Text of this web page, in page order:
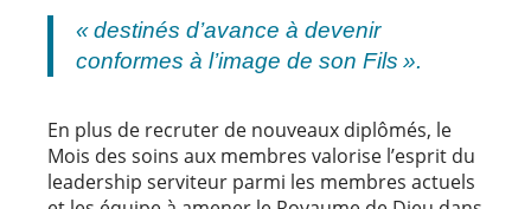
« destinés d’avance à devenir
conformes à l’image de son Fils ».
En plus de recruter de nouveaux diplômés, le
Mois des soins aux membres valorise l’esprit du
leadership serviteur parmi les membres actuels